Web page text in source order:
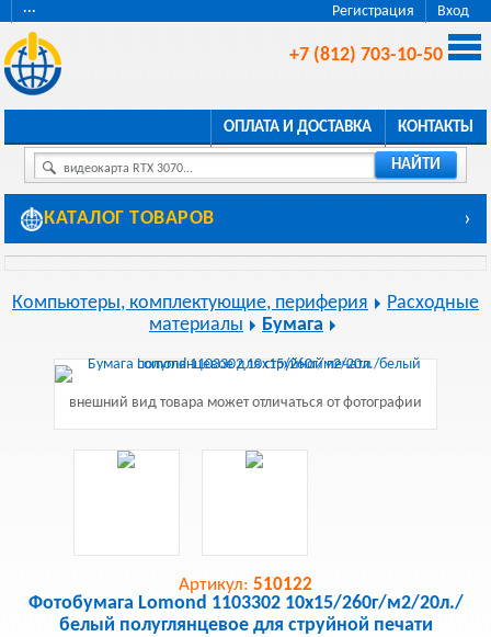
Регистрация Вход
···
+7 (812) 703-10-50
ОПЛАТА И ДОСТАВКА КОНТАКТЫ
видеокарта RTX 3070... НАЙТИ
КАТАЛОГ ТОВАРОВ ›
Компьютеры, комплектующие, периферия
Расходные
материалы
Бумага
внешний вид товара может отличаться от фотографии
Артикул: 510122
Фотобумага Lomond 1103302 10x15/260г/м2/20л./
белый полуглянцевое для струйной печати